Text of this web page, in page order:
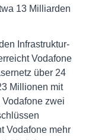
13 Milliarden
Infrastruktur-
Vodafone
über 24
Millionen mit
zwei
Vodafone mehr